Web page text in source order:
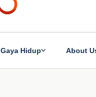
Gaya Hidup About